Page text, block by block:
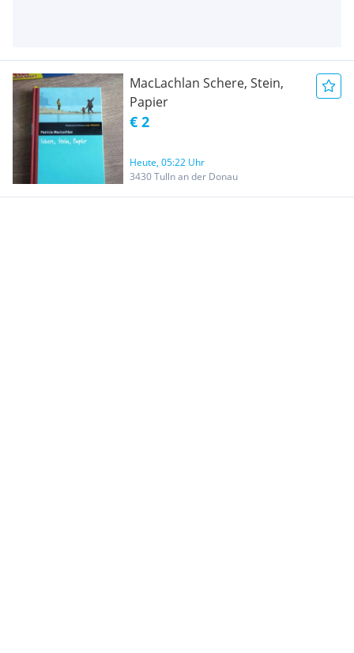
MacLachlan Schere, Stein,
Papier
€ 2
Heute, 05:22 Uhr
3430 Tulln an der Donau